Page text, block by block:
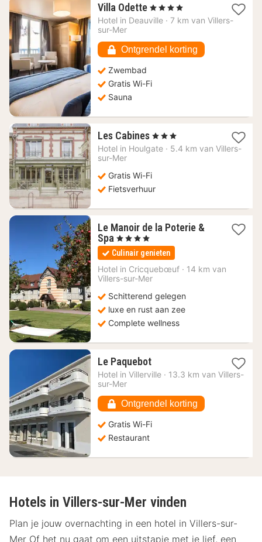
Villa Odette 1
nacht
€
, 4 Sterren
Hotel in Deauville · 7 km van Villers-
sur-Mer
Ontgrendel korting
Zwembad
Gratis Wi-Fi
Sauna
Les Cabines 1
nacht
€
, 3 Sterren
Hotel in Houlgate · 5.4 km van Villers-
sur-Mer
Gratis Wi-Fi
Fietsverhuur
Le Manoir de la Poterie &
Spa 1
nacht
vanaf
201
€
, 4 Sterren
Culinair genieten
Hotel in Cricquebœuf · 14 km van
Villers-sur-Mer
Schitterend gelegen
luxe en rust aan zee
Complete wellness
Le Paquebot1
nacht
€
Hotel in Villerville · 13.3 km van Villers-
sur-Mer
Ontgrendel korting
Gratis Wi-Fi
Restaurant
Hotels in Villers-sur-Mer vinden
Plan je jouw overnachting in een hotel in Villers-sur-
Mer Of het nu gaat om een uitstapje met je lief, een